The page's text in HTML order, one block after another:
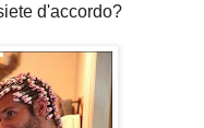
d'accordo?